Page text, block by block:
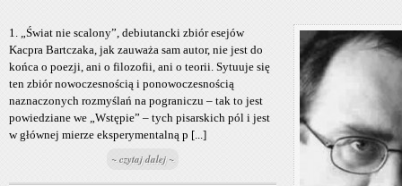
1. „Świat nie scalony”, debiutancki zbiór esejów
Kacpra Bartczaka, jak zauważa sam autor, nie jest do
końca o poezji, ani o filozofii, ani o teorii. Sytuuje się
ten zbiór nowoczesnością i ponowoczesnością
naznaczonych rozmyślań na pograniczu – tak to jest
powiedziane we „Wstępie” – tych pisarskich pól i jest
w głównej mierze eksperymentalną p [...]
~ czytaj dalej ~